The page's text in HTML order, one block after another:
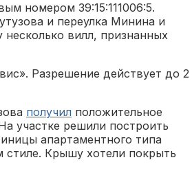
номером 39:15:111006:5.
и переулка Минина и
несколько вилл, признанных
Разрешение действует до 2
получил положительное
участке решили построить
апартаментного типа
стиле. Крышу хотели покрыть